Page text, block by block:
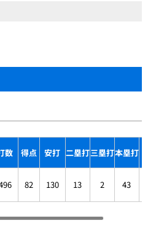
数 得点 安打 二塁打三塁打本塁打
82 130 13 2 43